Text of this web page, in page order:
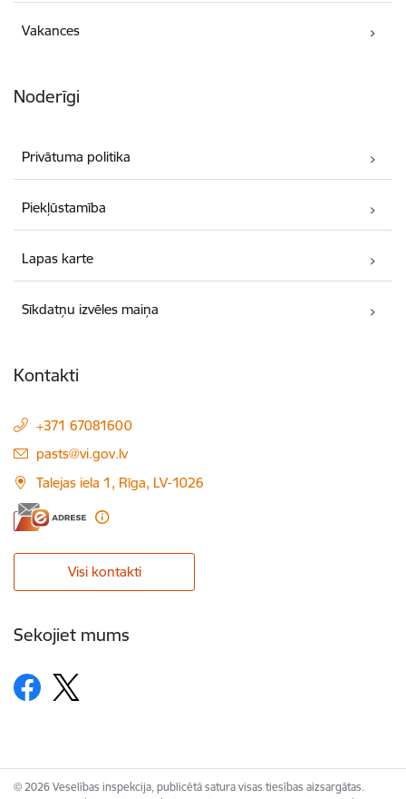
Vakances
Noderīgi
Privātuma politika
Piekļūstamība
Lapas karte
Sīkdatņu izvēles maiņa
Kontakti
+371 67081600
E-pasts:
pasts@vi.gov.lv
Talejas iela 1, Rīga, LV-1026
Visi kontakti
Sekojiet mums
© 2026 Veselības inspekcija, publicētā satura visas tiesības aizsargātas.